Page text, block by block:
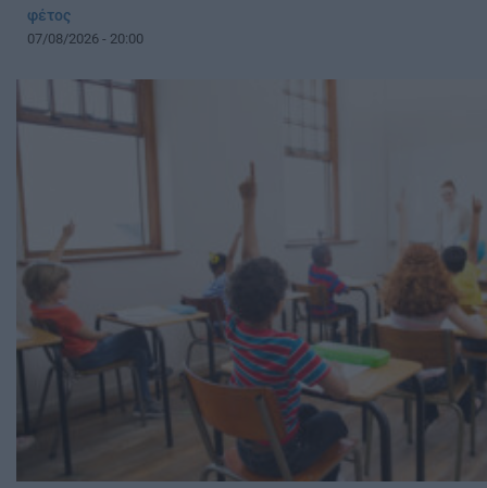
φέτος
07/08/2026 - 20:00